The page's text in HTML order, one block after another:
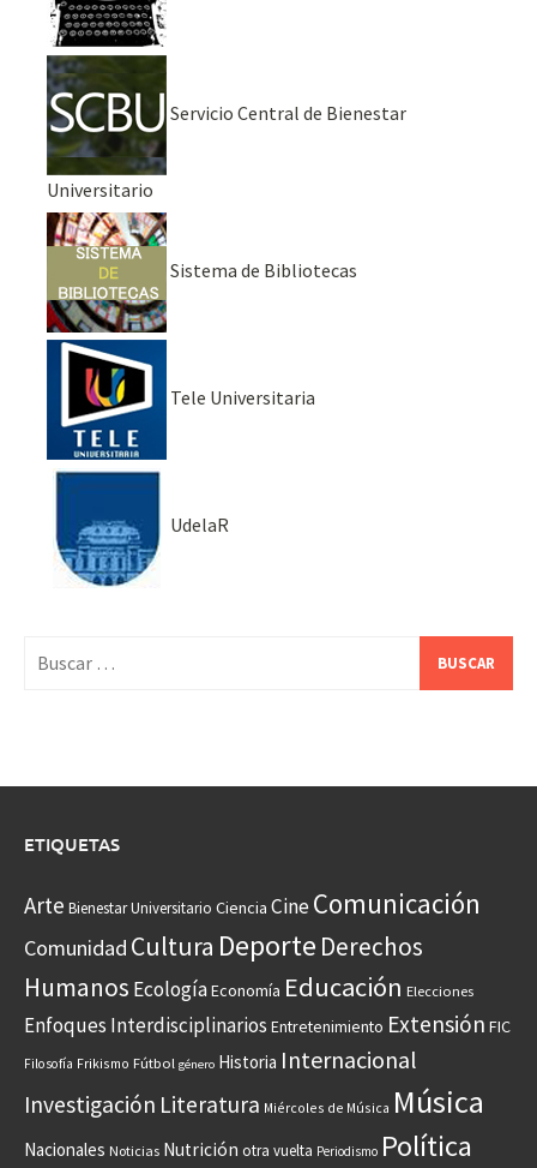
Servicio Central de Bienestar
Universitario
Sistema de Bibliotecas
Tele Universitaria
UdelaR
ETIQUETAS
Arte Bienestar Universitario Ciencia CineComunicación
Comunidad Cultura Deporte Derechos
Humanos EcologíaEconomía Educación Elecciones
Enfoques Interdisciplinarios Entretenimiento Extensión FIC
Filosofía Frikismo Fútbol género Historia Internacional
Investigación Literatura Miércoles de Música Música
Nacionales Noticias Nutrición otra vuelta Periodismo Política